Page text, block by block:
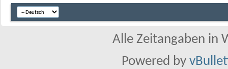
Alle Zeitangaben in
Powered by